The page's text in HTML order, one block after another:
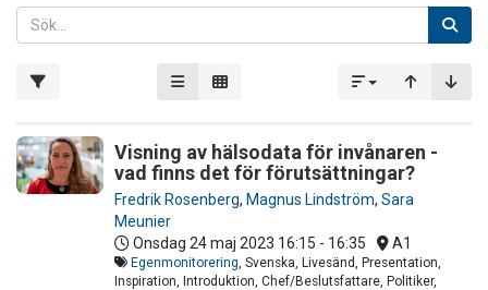
Visning av hälsodata för invånaren -
vad finns det för förutsättningar?
Fredrik Rosenberg, Magnus Lindström, Sara
Meunier
Onsdag 24 maj 2023 16:15 - 16:35 A1
Egenmonitorering , Svenska, Livesänd, Presentation,
Inspiration, Introduktion, Chef/Beslutsfattare, Politiker,